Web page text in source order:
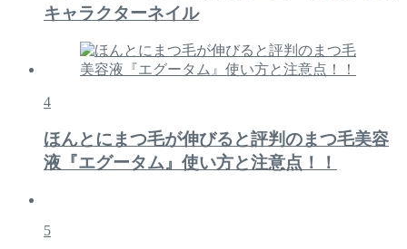
キャラクターネイル
4
ほんとにまつ毛が伸びると評判のまつ毛美容
液『エグータム』使い方と注意点！！
5